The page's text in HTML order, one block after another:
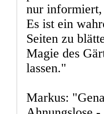
nur informiert,
Es ist ein
Seiten zu
Magie des
lassen."
Markus: